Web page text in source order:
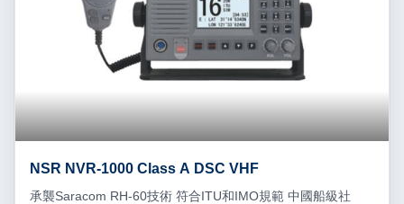
NSR NVR-1000 Class A DSC VHF
承襲Saracom RH-60技術 符合ITU和IMO規範 中國船級社